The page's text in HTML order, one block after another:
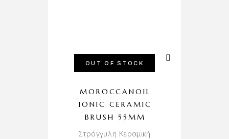
OUT OF STOCK
MOROCCANOIL
IONIC CERAMIC
BRUSH 55MM
Στρόγγυλη Κεραμική